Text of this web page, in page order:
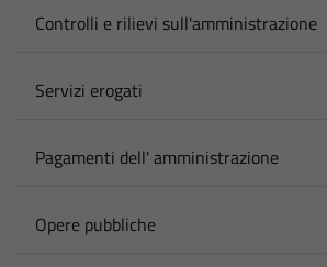
Controlli e rilievi sull'amministrazione
Servizi erogati
Pagamenti dell' amministrazione
Opere pubbliche